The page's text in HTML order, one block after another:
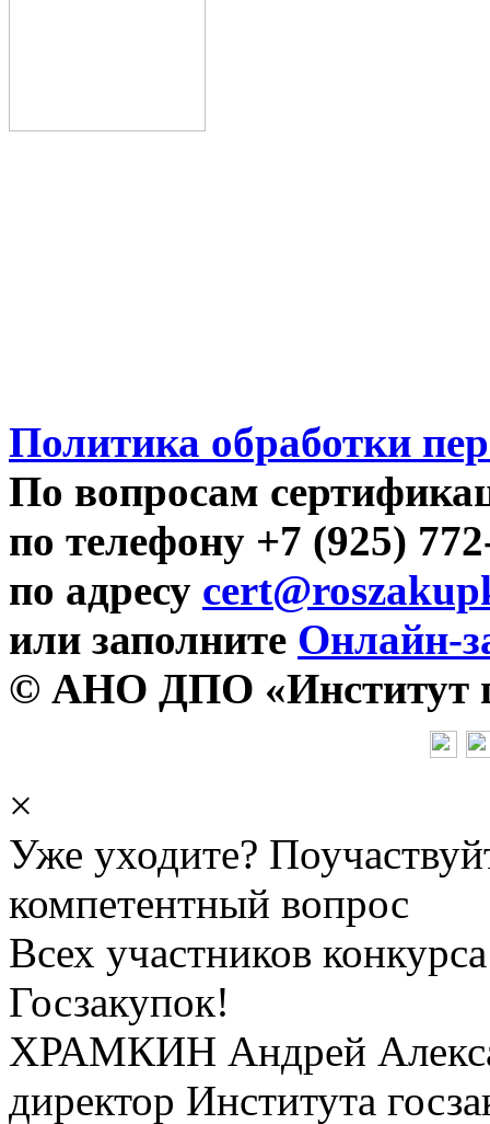
Политика обработки
По вопросам
по телефону +7 (925)
по адресу
или заполните Онлайн-
© АНО ДПО «Институт
×
Уже уходите?
компетентный вопрос
Всех участников
Госзакупок!
ХРАМКИН Андрей
директор Института